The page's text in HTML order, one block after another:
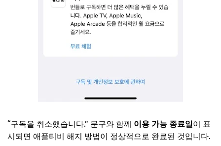
“구독을 취소했습니다.” 문구와 함께 이용 가능 종료일이 표
시되면 애플티비 해지 방법이 정상적으로 완료된 것입니다.